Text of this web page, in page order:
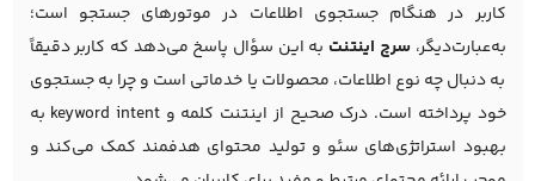
کاربر در هنگام جستجوی اطلاعات در موتورهای جستجو است؛
به‌عبارت‌دیگر،سرچ اینتنت به این سؤال پاسخ می‌دهد که کاربر دقیقاً
به دنبال چه نوع اطلاعات، محصولات یا خدماتی است و چرا به جستجوی
خود پرداخته است. درک صحیح از اینتنت کلمه و keyword intent به
بهبود استراتژی‌های سئو و تولید محتوای هدفمند کمک می‌کند و